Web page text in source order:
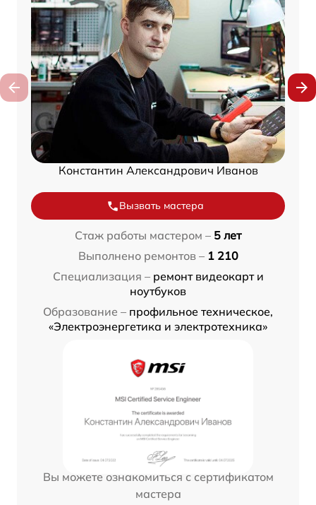
Константин Александрович Иванов
Вызвать мастера
Стаж работы мастером – 5 лет
Выполнено ремонтов – 1 210
Специализация – ремонт видеокарт и
ноутбуков
Образование – профильное техническое,
«Электроэнергетика и электротехника»
Вы можете ознакомиться с сертификатом
мастера